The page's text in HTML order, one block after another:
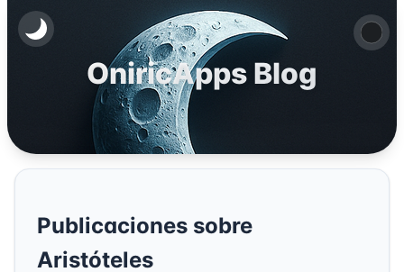
OniricApps Blog
Publicaciones sobre
Aristóteles